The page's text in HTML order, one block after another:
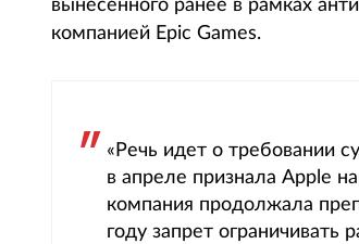
вынесенного ранее в рамках
компанией Epic Games.
«Речь идет о требовании
в апреле признала Apple
компания продолжала
году запрет ограничивать